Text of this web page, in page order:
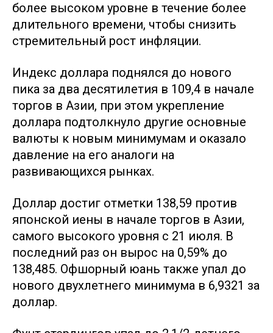
более высоком уровне в течение более
длительного времени, чтобы снизить
стремительный рост инфляции.
Индекс доллара поднялся до нового
пика за два десятилетия в 109,4 в начале
торгов в Азии, при этом укрепление
доллара подтолкнуло другие основные
валюты к новым минимумам и оказало
давление на его аналоги на
развивающихся рынках.
Доллар достиг отметки 138,59 против
японской иены в начале торгов в Азии,
самого высокого уровня с 21 июля. В
последний раз он вырос на 0,59% до
138,485. Офшорный юань также упал до
нового двухлетнего минимума в 6,9321 за
доллар.